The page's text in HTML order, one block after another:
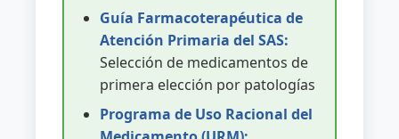
Guía Farmacoterapéutica de
Atención Primaria del SAS:
Selección de medicamentos de
primera elección por patologías
Programa de Uso Racional del